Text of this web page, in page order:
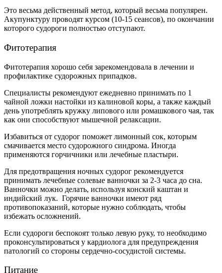
Это весьма действенный метод, который весьма популярен.
Акупунктуру проводят курсом (10-15 сеансов), по окончании
которого судороги полностью отступают.
Фитотерапия
Фитотерапия хорошо себя зарекомендовала в лечении и
профилактике судорожных припадков.
Специалисты рекомендуют ежедневно принимать по 1
чайной ложки настойки из калиновой коры, а также каждый
день употреблять кружку липового или ромашкового чая, так
как они способствуют мышечной релаксации.
Избавиться от судорог поможет лимонный сок, которым
смачивается место судорожного синдрома. Иногда
применяются горчичники или лечебные пластыри.
Для предотвращения ночных судорог рекомендуется
принимать лечебные солевые ванночки за 2-3 часа до сна.
Ванночки можно делать, используя конский каштан и
индийский лук. Горячие ванночки имеют ряд
противопоказаний, которые нужно соблюдать, чтобы
избежать осложнений.
Если судороги беспокоят только левую руку, то необходимо
проконсультироваться у кардиолога для предупреждения
патологий со стороны сердечно-сосудистой системы.
Питание